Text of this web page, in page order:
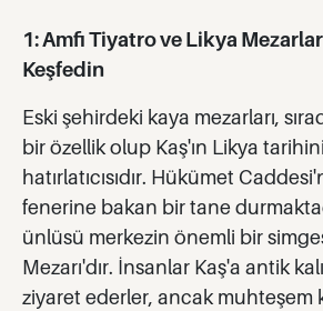
1: Amfi Tiyatro ve Likya
Keşfedin
Eski şehirdeki kaya mezarları,
bir özellik olup Kaş'ın Likya
hatırlatıcısıdır. Hükümet
fenerine bakan bir tane
ünlüsü merkezin önemli bir
Mezarı'dır. İnsanlar Kaş'a antik
ziyaret ederler, ancak muhteşem